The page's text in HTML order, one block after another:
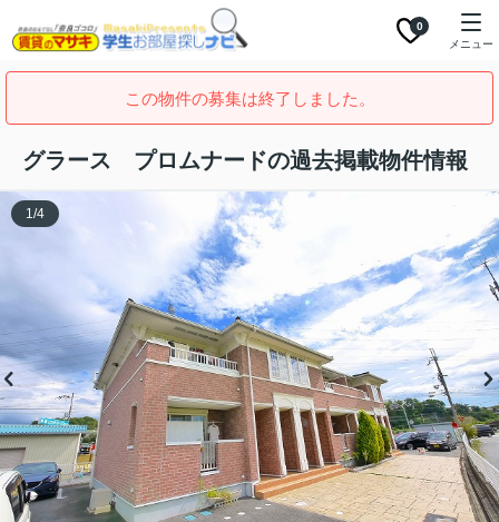
0
メニュー
この物件の募集は終了しました。
グラース プロムナードの過去掲載物件情報
1/4